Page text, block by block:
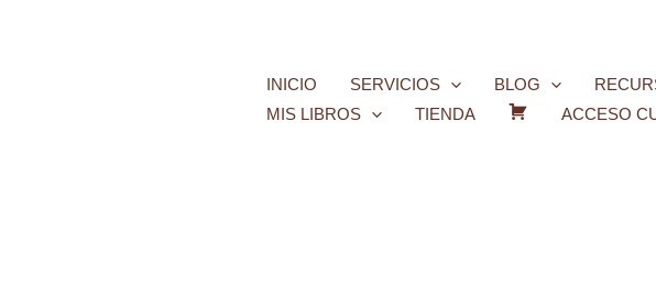
INICIO SERVICIOS BLOG
MIS LIBROS
TIENDA ACCESO